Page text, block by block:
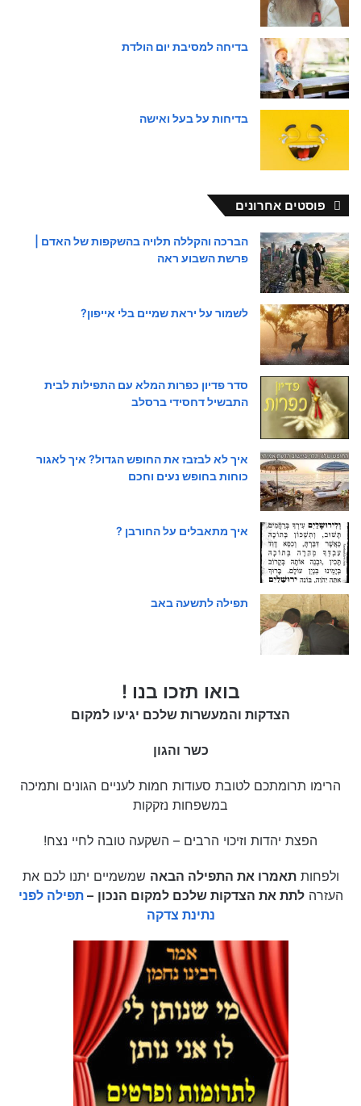
בדיחה למסיבת יום הולדת
בדיחות על בעל ואישה
פוסטים אחרונים
הברכה והקללה תלויה בהשקפות של האדם |
פרשת השבוע ראה
לשמור על יראת שמיים בלי אייפון?
סדר פדיון כפרות המלא עם התפילות לבית
התבשיל דחסידי ברסלב
איך לא לבזבז את החופש הגדול? איך לאגור
כוחות בחופש נעים וחכם
איך מתאבלים על החורבן ?
תפילה לתשעה באב
בואו תזכו בנו !
הצדקות והמעשרות שלכם יגיעו למקום
כשר והגון
הרימו תרומתכם לטובת סעודות חמות לעניים הגונים ותמיכה
במשפחות נזקקות
הפצת יהדות וזיכוי הרבים – השקעה טובה לחיי נצח!
ולפחותתאמרו את התפילה הבאה שמשמיים יתנו לכם את
העזרהלתת את הצדקות שלכם למקום הנכון –תפילה לפני
נתינת צדקה